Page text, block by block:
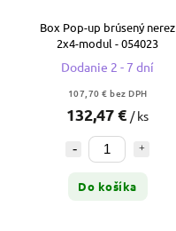
Box Pop-up brúsený nerez
2x4-modul - 054023
Dodanie 2 - 7 dní
107,70 € bez DPH
132,47 € / ks
Do košíka